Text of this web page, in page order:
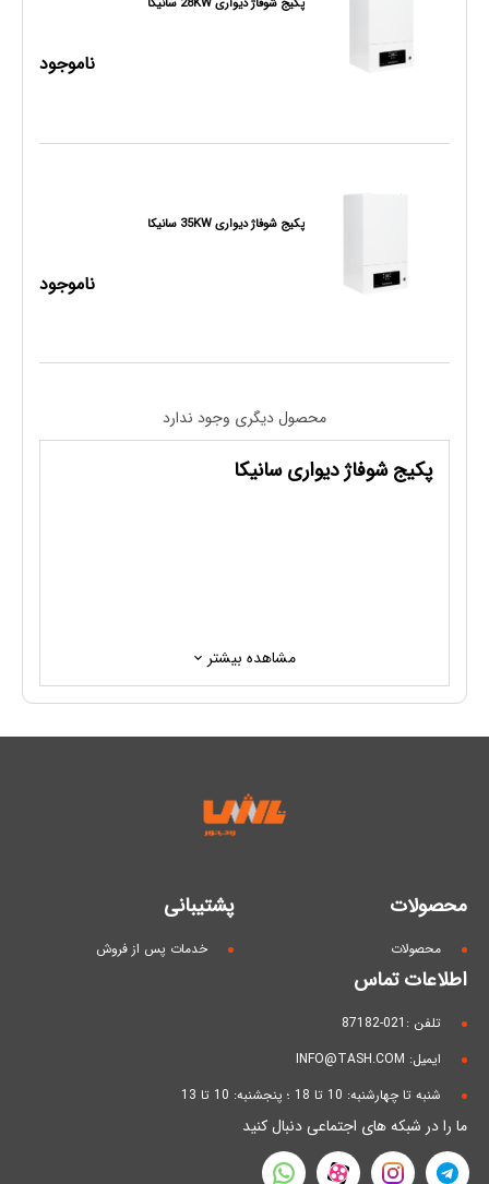
پکیج شوفاژ دیواری 28KW سانیکا
ناموجود
پکیج شوفاژ دیواری 35KW سانیکا
ناموجود
محصول دیگری وجود ندارد
پکیج شوفاژ دیواری سانیکا
مشاهده بیشتر
محصولات
محصولات
پشتیبانی
خدمات پس از فروش
اطلاعات تماس
تلفن :021-87182
ایمیل: INFO@TASH.COM
شنبه تا چهارشنبه: 10 تا 18 ؛ پنجشنبه: 10 تا 13
ما را در شبکه های اجتماعی دنبال کنید